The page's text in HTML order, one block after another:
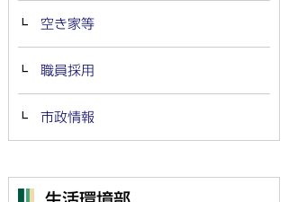
空き家等
職員採用
市政情報